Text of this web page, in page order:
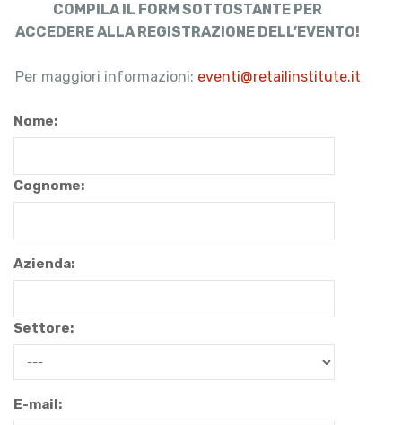
COMPILA IL FORM SOTTOSTANTE PER
ACCEDERE ALLA REGISTRAZIONE DELL’EVENTO!
Per maggiori informazioni: eventi@retailinstitute.it
Nome:
Cognome:
Azienda:
Settore:
E-mail: